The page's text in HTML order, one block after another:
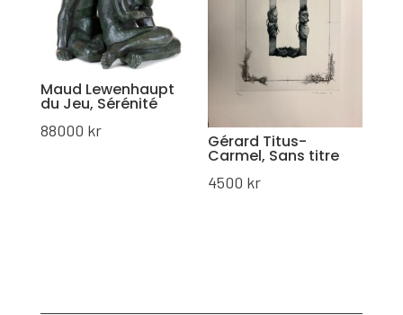
Maud Lewenhaupt
du Jeu, Sérénité
88000 kr
Gérard Titus-
Carmel, Sans titre
4500 kr